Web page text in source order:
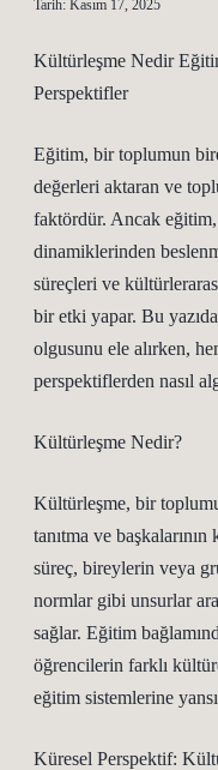
Tarih: Kasım 17, 2025
Kültürleşme Nedir
Perspektifler
Eğitim, bir toplumun
değerleri aktaran ve
faktördür. Ancak
dinamiklerinden
süreçleri ve
bir etki yapar. Bu
olgusunu ele alırken,
perspektiflerden nasıl
Kültürleşme Nedir?
Kültürleşme, bir
tanıtma ve
süreç, bireylerin veya
normlar gibi unsurlar
sağlar. Eğitim
öğrencilerin farklı
eğitim sistemlerine
Küresel Perspektif: